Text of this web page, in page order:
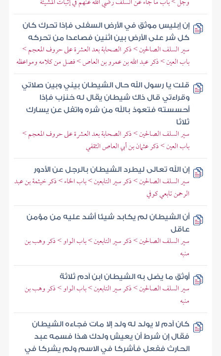
إن إبليس موثق في الأرض السفلى فإذا تحرك كان
كل شر على الأرض بين اثنين فصاعدا من تحركه
سير السلف الصالحين > ذكر الصحابة بعد العشرة على حروف المعجم >
باب العين > ذكر عبد الله بن عمرو بن العاص > فصل من كلامه ومواعظه
قلت يا رسول الله حال الشيطان بيني وبين صلاتي
وقراءتي قال ذاك شيطان يقال له خنزب فإذا
أحسسته فتعوذ بالله من شره واتفل عن يسارك
ثلاثا
سير السلف الصالحين > ذكر الصحابة بعد العشرة على حروف المعجم >
باب العين > ذكر عثمان بن أبي العاص الثقفي
إن الله تعالى ليطرد الشيطان بالرجل عن الأدور
سير السلف الصالحين > ذكر سير التابعين > باب الخاء > ذكر خيثمة بن عبد
الرحمن تابعي كوفي
أن الشيطان لم يكابد شيئا أشد عليه من مؤمن
عاقل
سير السلف الصالحين > ذكر سير التابعين > باب الواو > ذكر وهب بن
منبه
أوثق ما يضل به الشيطان ابن آدم ثلاثة
سير السلف الصالحين > ذكر سير التابعين > باب الواو > ذكر وهب بن
منبه
كان آدم لا يولد له ولد إلا مات فجاءه الشيطان
فقال إن شرط أن يعيش ولدك هذا فسمه عبد
الحارث ففعل فأشركا في الاسم ولم يشركا في